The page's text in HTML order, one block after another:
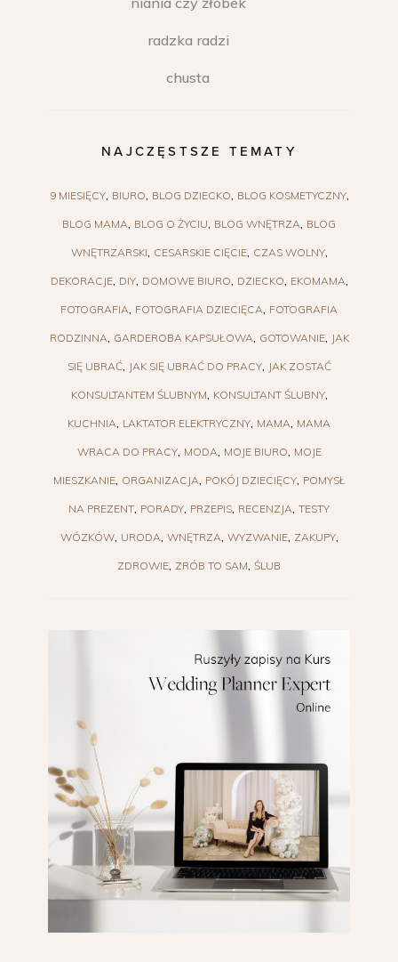
radzka radzi
chusta
NAJCZĘSTSZE TEMATY
9 MIESIĘCY BIURO BLOG DZIECKO BLOG KOSMETYCZNY
BLOG MAMA BLOG O ŻYCIU BLOG WNĘTRZA BLOG
WNĘTRZARSKI CESARSKIE CIĘCIE CZAS WOLNY
DEKORACJE DIY DOMOWE BIURO DZIECKO EKOMAMA
FOTOGRAFIA FOTOGRAFIA DZIECIĘCA FOTOGRAFIA
RODZINNA GARDEROBA KAPSUŁOWA GOTOWANIE JAK
SIĘ UBRAĆ JAK SIĘ UBRAĆ DO PRACY JAK ZOSTAĆ
KONSULTANTEM ŚLUBNYM KONSULTANT ŚLUBNY
KUCHNIA LAKTATOR ELEKTRYCZNY MAMA MAMA
WRACA DO PRACY MODA MOJE BIURO MOJE
MIESZKANIE ORGANIZACJA POKÓJ DZIECIĘCY POMYSŁ
NA PREZENT PORADY PRZEPIS RECENZJA TESTY
WÓZKÓW URODA WNĘTRZA WYZWANIE ZAKUPY
ZDROWIE ZRÓB TO SAM ŚLUB